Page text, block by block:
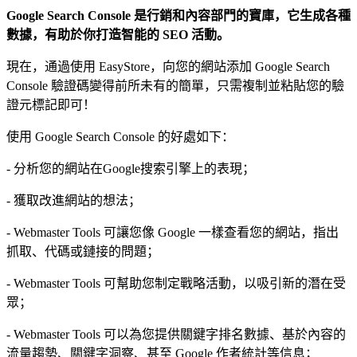
Google Search Console 是行銷和內容部門的寶庫，它生成各種
數據，有助於你打造智能的 SEO 活動。
現在，通過使用 EasyStore，向您的網站添加 Google Search
Console 驗證碼變得前所未有的簡單，只需複制並粘貼您的驗
證元標記即可！
使用 Google Search Console 的好處如下：
- 分析您的網站在Google搜索引擎上的表現；
- 獲取改進網站的想法；
- Webmaster Tools 可讓您像 Google 一樣查看您的網站，指出
抓取、代碼或鏈接的問題；
- Webmaster Tools 可幫助您制定戰略活動，以吸引新的潛在受
眾；
- Webmaster Tools 可以為您提供關鍵字排名數據、基於內容的
流量趨勢、關鍵字洞察、甚至 Google 作者統計等信息；